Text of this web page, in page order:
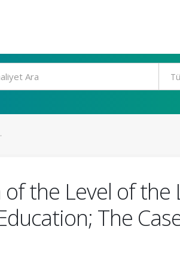
the Level of the
The